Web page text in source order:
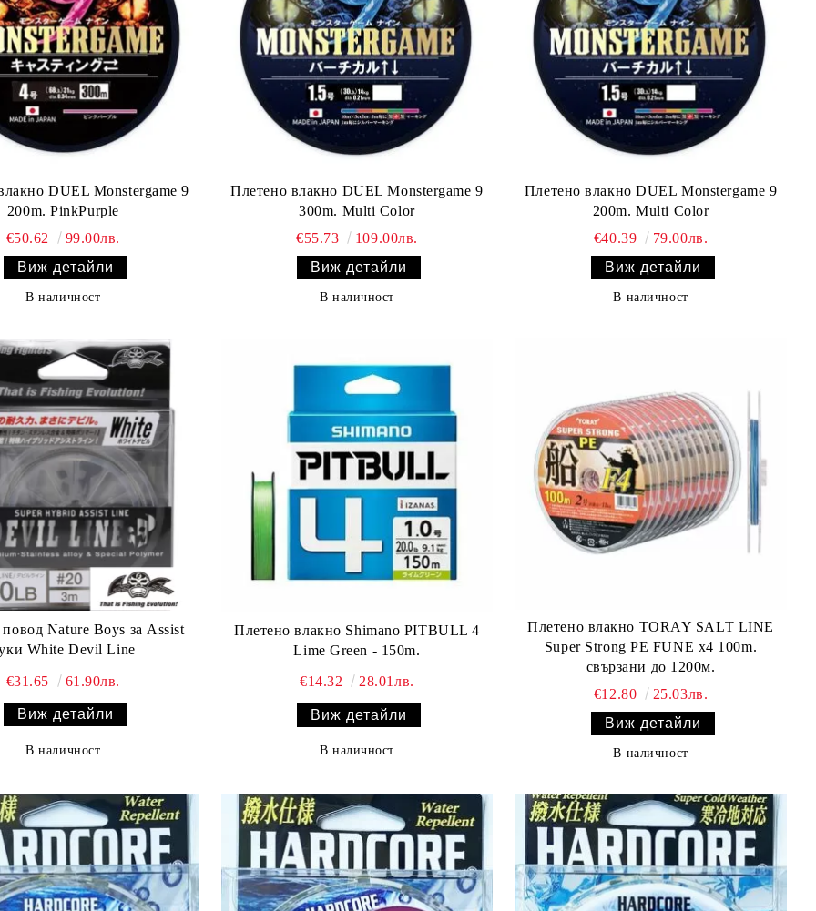
DUEL Monstergame 9
200m. PinkPurple
€50.62
99.00лв.
Виж детайли
В наличност
Плетено влакно DUEL Monstergame 9
300m. Multi Color
€55.73
109.00лв.
Виж детайли
В наличност
Плетено влакно DUEL Monstergame 9
200m. Multi Color
€40.39
79.00лв.
Виж детайли
В наличност
Nature Boys за Assist
White Devil Line
€31.65 61.90лв.
Виж детайли
В наличност
Плетено влакно Shimano PITBULL 4
Lime Green - 150m.
€14.32 28.01лв.
Виж детайли
В наличност
Плетено влакно TORAY SALT LINE
Super Strong PE FUNE x4 100m.
свързани до 1200м.
€12.80
25.03лв.
Виж детайли
В наличност